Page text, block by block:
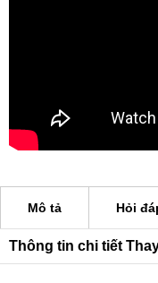
Mô tả Hỏi
Thông tin chi tiết